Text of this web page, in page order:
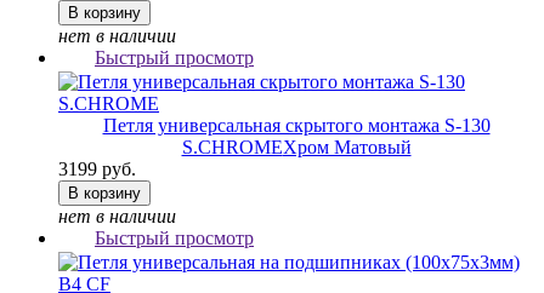
В корзину
нет в наличии
Быстрый просмотр
Петля универсальная скрытого монтажа S-130
S.CHROMEХром Матовый
3199 руб.
В корзину
нет в наличии
Быстрый просмотр